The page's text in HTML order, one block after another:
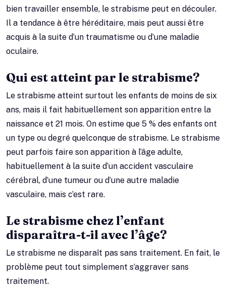
bien travailler ensemble, le strabisme peut en découler.
Il a tendance à être héréditaire, mais peut aussi être
acquis à la suite d’un traumatisme ou d’une maladie
oculaire.
Qui est atteint par le strabisme?
Le strabisme atteint surtout les enfants de moins de six
ans, mais il fait habituellement son apparition entre la
naissance et 21 mois. On estime que 5 % des enfants ont
un type ou degré quelconque de strabisme. Le strabisme
peut parfois faire son apparition à l’âge adulte,
habituellement à la suite d’un accident vasculaire
cérébral, d’une tumeur ou d’une autre maladie
vasculaire, mais c’est rare.
Le strabisme chez l’enfant
disparaîtra-t-il avec l’âge?
Le strabisme ne disparaît pas sans traitement. En fait, le
problème peut tout simplement s’aggraver sans
traitement.